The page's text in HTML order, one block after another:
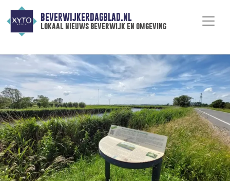
BEVERWIJKERDAGBLAD.NL
lokaal nieuws beverwijk en omgeving